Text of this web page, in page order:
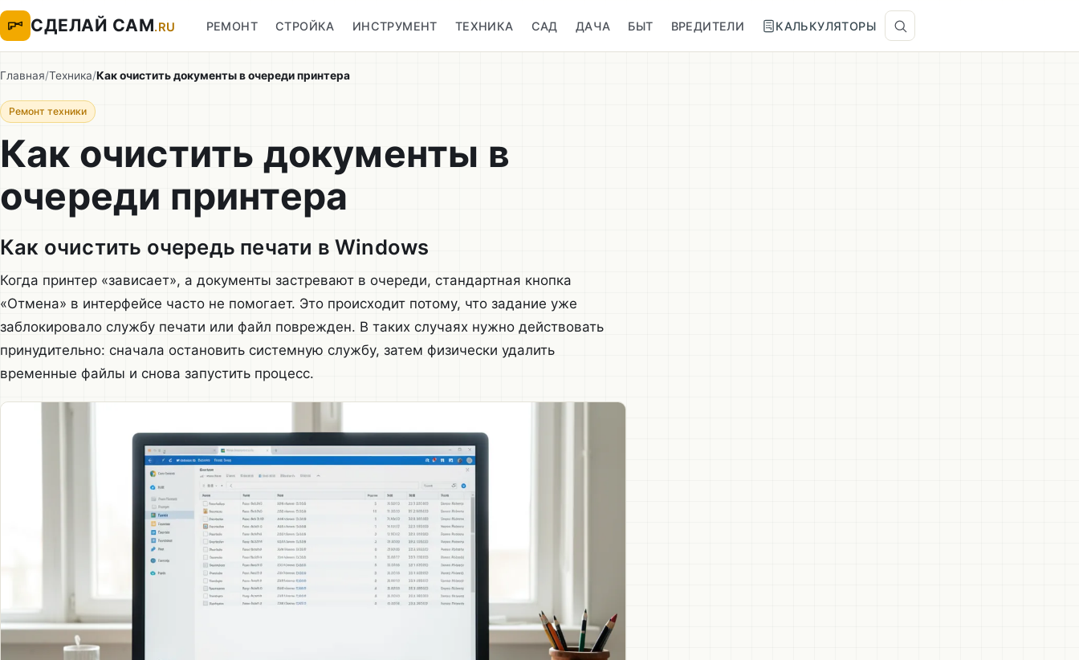
СДЕЛАЙ САМ.RU РЕМОНТ СТРОЙКА ИНСТРУМЕНТ ТЕХНИКА САД ДАЧА БЫТ ВРЕДИТЕЛИ КАЛЬКУЛЯТОРЫ
Главная/Техника/Как очистить документы в очереди принтера
Ремонт техники
Как очистить документы в
очереди принтера
Как очистить очередь печати в Windows
Когда принтер «зависает», а документы застревают в очереди, стандартная кнопка
«Отмена» в интерфейсе часто не помогает. Это происходит потому, что задание уже
заблокировало службу печати или файл поврежден. В таких случаях нужно действовать
принудительно: сначала остановить системную службу, затем физически удалить
временные файлы и снова запустить процесс.